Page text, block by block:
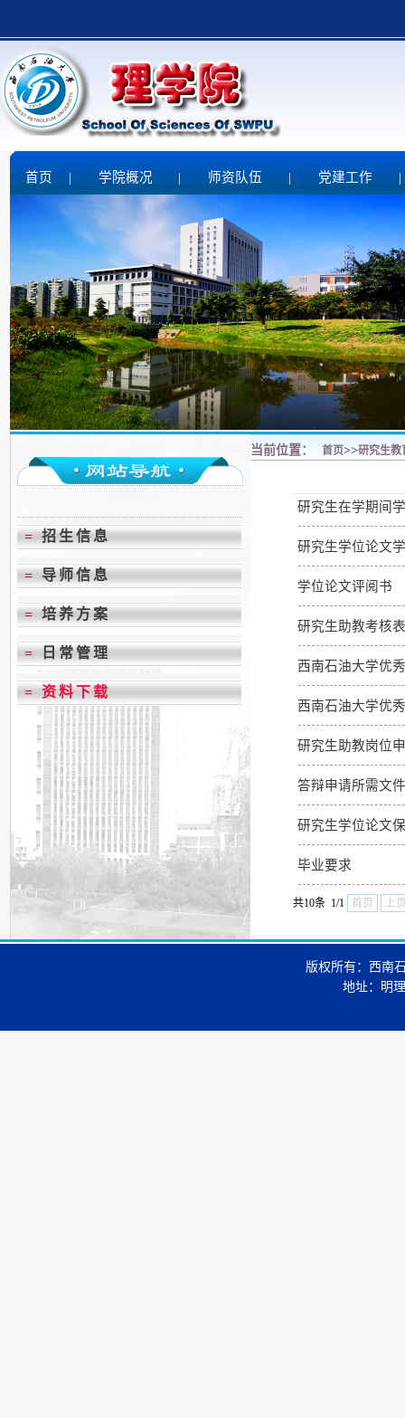
首页 | 学院概况 | 师资队伍 | 党建工作 |
=招生信息
=导师信息
=培养方案
=日常管理
=资料下载
当前位置： 首页>>研究生教
研究生在学期间
研究生学位论文
学位论文评阅书
研究生助教考核表
西南石油大学优
西南石油大学优
研究生助教岗位
答辩申请所需文
研究生学位论文
毕业要求
共10条 1/1 首页 上
版权所有：西南
地址：明